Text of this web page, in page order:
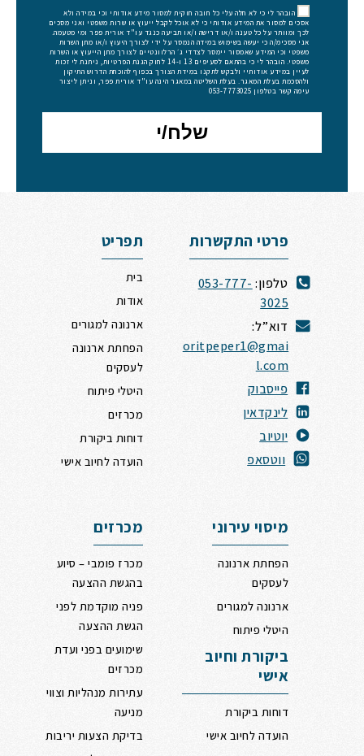
הובהר לי כי לא חלה עלי כל חובה חוקית למסור מידע אודותי וכי במידה ולא
אסכים למסור את המידע אודותי כי לא אוכל לקבל ייעוץ או שרות משפטי ואני מסכים
לכך ומוותר על כל טענה ו/או דרישה ו/או תביעה כנגד עו"ד אורית פפר ומי מטעמה.
אני מסכימ/ה כי יעשה בשימוש במידה הנמסר על ידי לצורך היעוץ ו/או מתן השרות
משפטי וכי המידע שאמסור יימסר לצדדי ג׳ הרלוונטיים לצורך מתן הייעוץ או השרות
משפטי. הובהר לי כי בהתאם לסעיפים 13 ו-14 לחוק הגנת הפרטיות, ניתנת לי זכות
לעיין במידע אודותיי ולבקש לתקנו במידת הצורך בכפוף להוכחת הדרוש התיקון
ולהסכמת בעלת המאגר. בעלת השליטה במאגר הינה עו"ד אורית פפר, וניתן ליצור
עימה קשר בטלפון 053-7773025
פרטי התקשרות
טלפון: 053-777-
3025
דוא”ל:
oritpeper1@gmai
l.com
פייסבוק
לינקדאין
יוטיוב
ווטסאפ
תפריט
בית
אודות
ארנונה למגורים
הפחתת ארנונה
לעסקים
היטלי פיתוח
מכרזים
דוחות ביקורת
הועדה לחיוב אישי
מיסוי עירוני
הפחתת ארנונה
לעסקים
ארנונה למגורים
היטלי פיתוח
ביקורת וחיוב
אישי
דוחות ביקורת
הועדה לחיוב אישי
מכרזים
מכרז פומבי – סיוע
בהגשת ההצעה
פניה מוקדמת לפני
הגשת ההצעה
שימועים בפני ועדת
מכרזים
עתירות מנהליות וצווי
מניעה
בדיקת הצעות יריבות